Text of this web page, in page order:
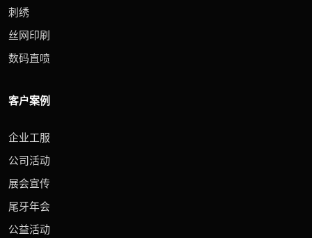
刺绣
丝网印刷
数码直喷
客户案例
企业工服
公司活动
展会宣传
尾牙年会
公益活动